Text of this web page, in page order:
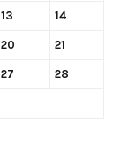
13 14
20 21
27 28